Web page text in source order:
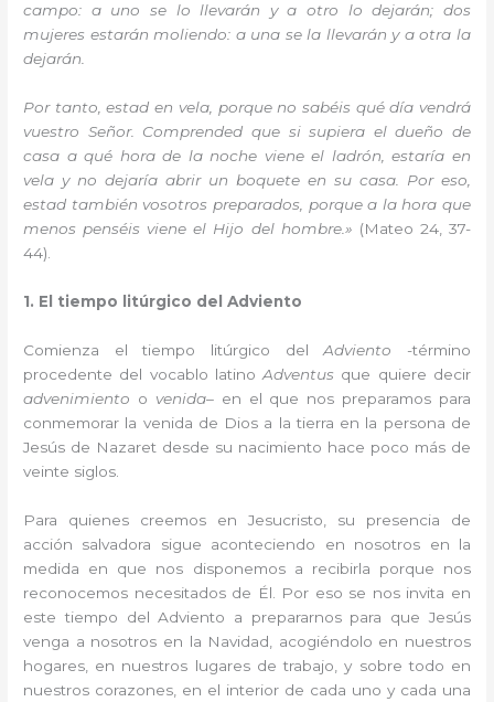
campo: a uno se lo llevarán y a otro lo dejarán; dos
mujeres estarán moliendo: a una se la llevarán y a otra la
dejarán.
Por tanto, estad en vela, porque no sabéis qué día vendrá
vuestro Señor. Comprended que si supiera el dueño de
casa a qué hora de la noche viene el ladrón, estaría en
vela y no dejaría abrir un boquete en su casa. Por eso,
estad también vosotros preparados, porque a la hora que
menos penséis viene el Hijo del hombre.» (Mateo 24, 37-
44).
1. El tiempo litúrgico del Adviento
Comienza el tiempo litúrgico delAdviento -término
procedente del vocablo latinoAdventus que quiere decir
advenimiento o venida– en el que nos preparamos para
conmemorar la venida de Dios a la tierra en la persona de
Jesús de Nazaret desde su nacimiento hace poco más de
veinte siglos.
Para quienes creemos en Jesucristo, su presencia de
acción salvadora sigue aconteciendo en nosotros en la
medida en que nos disponemos a recibirla porque nos
reconocemos necesitados de Él. Por eso se nos invita en
este tiempo del Adviento a prepararnos para que Jesús
venga a nosotros en la Navidad, acogiéndolo en nuestros
hogares, en nuestros lugares de trabajo, y sobre todo en
nuestros corazones, en el interior de cada uno y cada una